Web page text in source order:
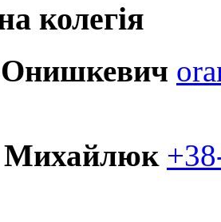
колегія
Онишкевич